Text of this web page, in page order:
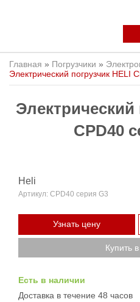
Главная » Погрузчики »
Электрический погрузчик HELI
Электрический
CPD40
Heli
Артикул: CPD40 серия G3
Узнать цену
Купить
Есть в наличии
Доставка в течение 48 часов